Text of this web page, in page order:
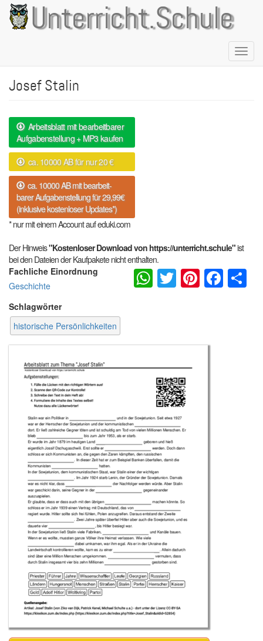
Direkt
zum
Inhalt
Unterricht.Schule
Josef Stalin
Arbeitsblatt mit bearbeitbarer
Aufgabenstellung + MP3 kaufen
ca. 10000 AB für nur 20 €
ca. 10000 AB mit bearbeit-
barer Aufgabenstellung für 29,99€
(inklusive kostenloser Updates*)
* nur mit einem Account auf eduki.com
Der Hinweis"Kostenloser Download von https://unterricht.schule"ist
bei den Dateien der Kaufpakete nicht enthalten.
Fachliche Einordnung
Geschichte
Schlagwörter
historische Persönlichkeiten
WhatsApp
Twitter